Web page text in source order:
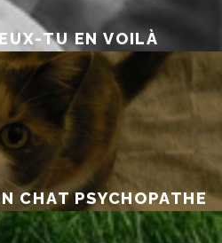
TU EN VOILÀ
CHAT PSYCHOPATHE